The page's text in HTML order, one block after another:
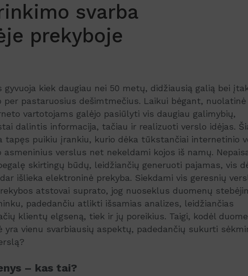
svarba
prekyboje
kiek daugiau nei 50 metų, didžiausią galią bei
per pastaruosius dešimtmečius. Laikui bėgant, nuolatinė
vartotojams galėjo pasiūlyti vis daugiau galimybių,
dalintis informacija, tačiau ir realizuoti verslo idėjas.
tapęs puikiu įrankiu, kurio dėka tūkstančiai internetinio
verslus net nekeldami kojos iš namų.
skirtingų būdų, leidžiančių generuoti pajamas, vis
išlieka elektroninė prekyba. Siekdami vis geresnių
atstovai suprato, jog nuoseklus duomenų
padedančiu atlikti išsamias analizes, leidžiančias
klientų elgseną, tiek ir jų poreikius. Taigi, kodėl
yra vienu svarbiausių aspektų, padedančių sukurti
– kas tai?